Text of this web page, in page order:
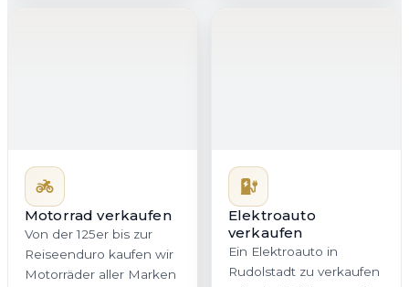
Motorrad verkaufen
Von der 125er bis zur
Reiseenduro kaufen wir
Motorräder aller Marken
in Rudolstadt an. Statt
Elektroauto
verkaufen
Ein Elektroauto in
Rudolstadt zu verkaufen
erfordert Erfahrung mit